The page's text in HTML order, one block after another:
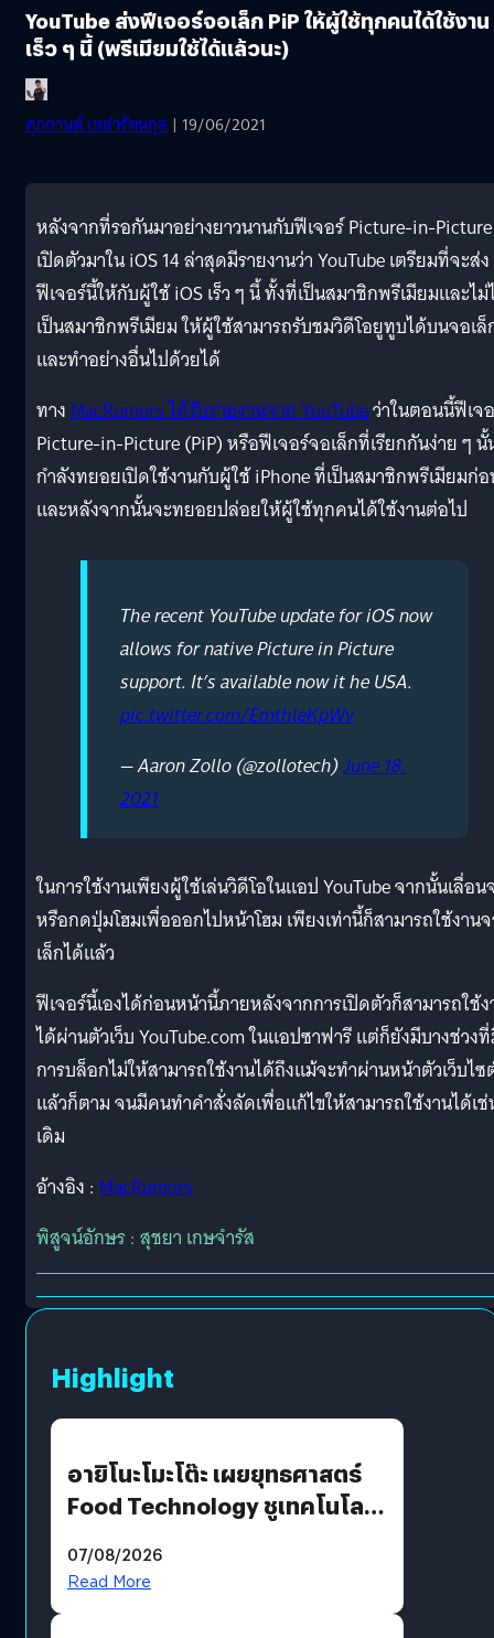
YouTube ส่งฟีเจอร์จอเล็ก PiP ให้ผู้ใช้ทุกคนได้ใช้งาน
เร็ว ๆ นี้ (พรีเมียมใช้ได้แล้วนะ)
ศุภกานต์ เหล่ารัตนกุล | 19/06/2021
หลังจากที่รอกันมาอย่างยาวนานกับฟีเจอร์ Picture-in-
เปิดตัวมาใน iOS 14 ล่าสุดมีรายงานว่า YouTube เตรียมที่จะส่ง
ฟีเจอร์นี้ให้กับผู้ใช้ iOS เร็ว ๆ นี้ ทั้งที่เป็นสมาชิกพรีเมียมและไ
เป็นสมาชิกพรีเมียม ให้ผู้ใช้สามารถรับชมวิดีโอยูทูบได้บนจอเล็
และทำอย่างอื่นไปด้วยได้
ทางMacRumors ได้รับรายงานจาก YouTubeว่าในตอนนี้ฟีเจ
Picture-in-Picture (PiP) หรือฟีเจอร์จอเล็กที่เรียกกันง่าย ๆ นั้
กำลังทยอยเปิดใช้งานกับผู้ใช้ iPhone ที่เป็นสมาชิกพรีเมียมก่
และหลังจากนั้นจะทยอยปล่อยให้ผู้ใช้ทุกคนได้ใช้งานต่อไป
The recent YouTube update for iOS now
allows for native Picture in Picture
support. It’s available now it he USA.
pic.twitter.com/EmthleKpWv
— Aaron Zollo (@zollotech)June 18,
2021
ในการใช้งานเพียงผู้ใช้เล่นวิดีโอในแอป YouTube จากนั้นเลื่อ
หรือกดปุ่มโฮมเพื่อออกไปหน้าโฮม เพียงเท่านี้ก็สามารถใช้งาน
เล็กได้แล้ว
ฟีเจอร์นี้เองได้ก่อนหน้านี้ภายหลังจากการเปิดตัวก็สามารถใช้
ได้ผ่านตัวเว็บ YouTube.com ในแอปซาฟารี แต่ก็ยังมีบางช่วง
การบล็อกไม่ให้สามารถใช้งานได้ถึงแม้จะทำผ่านหน้าตัวเว็บไซ
แล้วก็ตาม จนมีคนทำคำสั่งลัดเพื่อแก้ไขให้สามารถใช้งานได้เ
เดิม
อ้างอิง : MacRumors
พิสูจน์อักษร : สุชยา เกษจำรัส
Highlight
อายิโนะโมะโต๊ะ เผยยุทธศาสตร์
Food Technology ชูเทคโนโลยี
บริโภคและ B2B
07/08/2026
Read More